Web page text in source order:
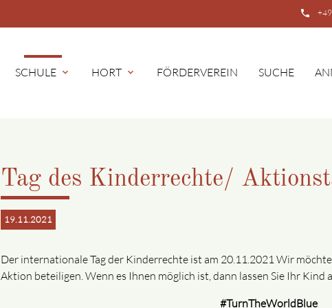
phone
SCHULE expand_more HORT expand_more FÖRDERVEREIN SUCHE
Tag des Kinderrechte/
19.11.2021
Der internationale Tag der Kinderrechte ist am 20.11.2021 Wir
Aktion beteiligen. Wenn es Ihnen möglich ist, dann lassen Sie Ihr Kind
#TurnTheWorldBlue